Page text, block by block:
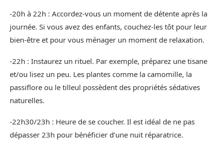
-20h à 22h : Accordez-vous un moment de détente après la
journée. Si vous avez des enfants, couchez-les tôt pour leur
bien-être et pour vous ménager un moment de relaxation.
-22h : Instaurez un rituel. Par exemple, préparez une tisane
et/ou lisez un peu. Les plantes comme la camomille, la
passiflore ou le tilleul possèdent des propriétés sédatives
naturelles.
-22h30/23h : Heure de se coucher. Il est idéal de ne pas
dépasser 23h pour bénéficier d’une nuit réparatrice.